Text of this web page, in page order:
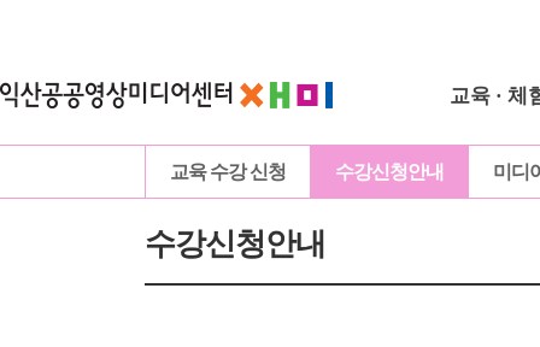
교육 · 체
교육 수강 신청 수강신청안내 미디
수강신청안내